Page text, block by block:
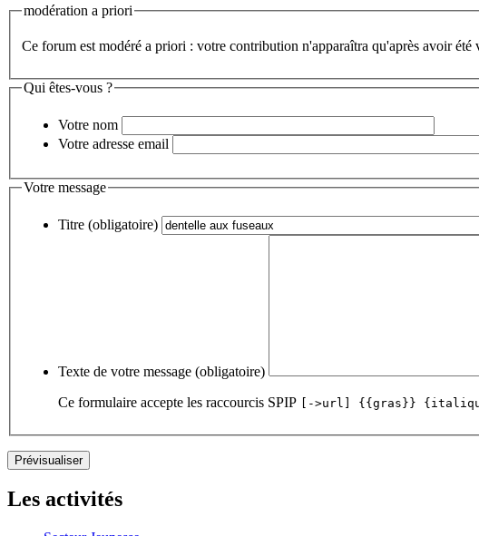
modération a priori
Ce forum est modéré a priori : votre contribution n'apparaîtra qu'après avoir été
Qui êtes-vous ?
Votre nom
Votre adresse email
Votre message
Titre (obligatoire)
Texte de votre message (obligatoire)
Ce formulaire accepte les raccourcis SPIP [->url] {{gras}}
Les activités